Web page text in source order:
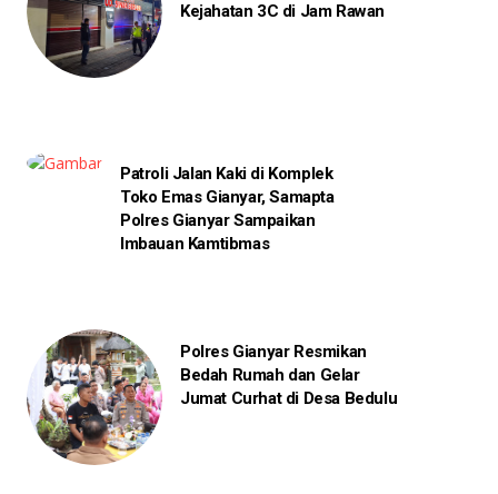
Kejahatan 3C di Jam Rawan
Patroli Jalan Kaki di Komplek
Toko Emas Gianyar, Samapta
Polres Gianyar Sampaikan
Imbauan Kamtibmas
Polres Gianyar Resmikan
Bedah Rumah dan Gelar
Jumat Curhat di Desa Bedulu